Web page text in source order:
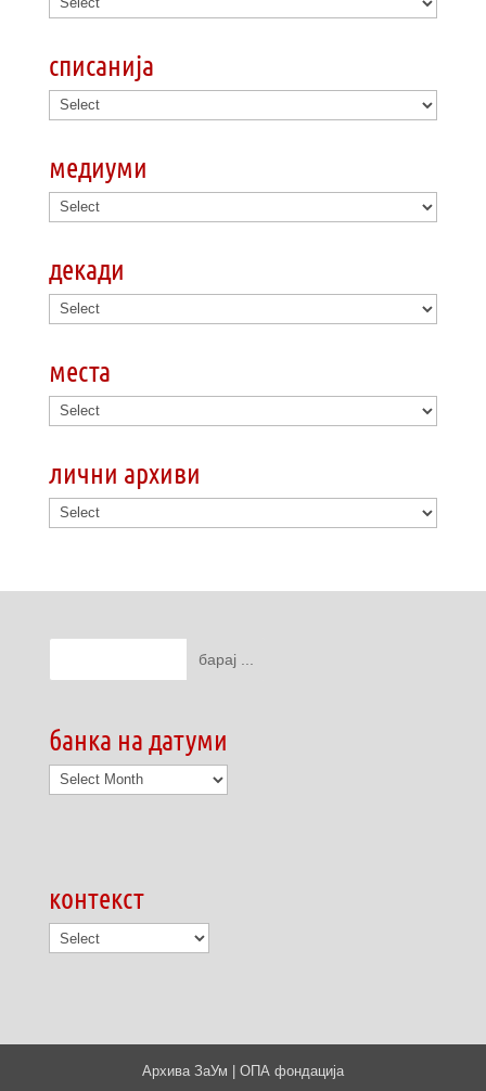
списанија
медиуми
декади
места
лични архиви
банка на датуми
банка
на
контекст
Архива ЗаУм | ОПА фондација